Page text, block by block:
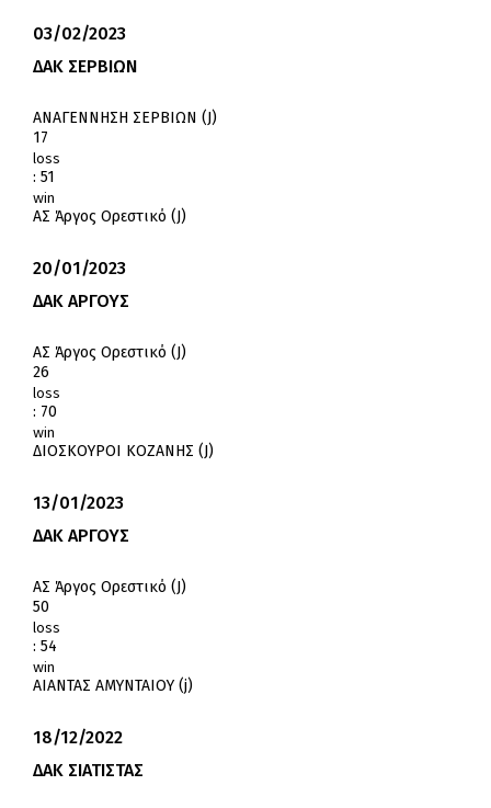
03/02/2023
ΔΑΚ ΣΕΡΒΙΩΝ
ΑΝΑΓΕΝΝΗΣΗ ΣΕΡΒΙΩΝ (J)
17
loss
: 51
win
ΑΣ Άργος Ορεστικό (J)
20/01/2023
ΔΑΚ ΑΡΓΟΥΣ
ΑΣ Άργος Ορεστικό (J)
26
loss
: 70
win
ΔΙΟΣΚΟΥΡΟΙ ΚΟΖΑΝΗΣ (J)
13/01/2023
ΔΑΚ ΑΡΓΟΥΣ
ΑΣ Άργος Ορεστικό (J)
50
loss
: 54
win
ΑΙΑΝΤΑΣ ΑΜΥΝΤΑΙΟΥ (j)
18/12/2022
ΔΑΚ ΣΙΑΤΙΣΤΑΣ